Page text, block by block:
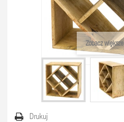
Zobacz większe
Drukuj